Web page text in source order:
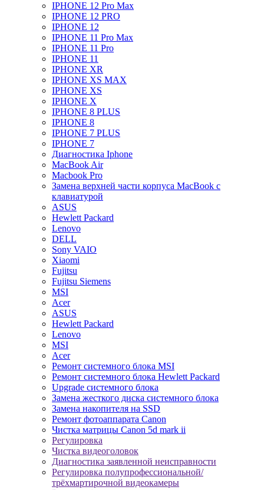
IPHONE 12 Pro Max
IPHONE 12 PRO
IPHONE 12
IPHONE 11 Pro Max
IPHONE 11 Pro
IPHONE 11
IPHONE XR
IPHONE XS MAX
IPHONE XS
IPHONE X
IPHONE 8 PLUS
IPHONE 8
IPHONE 7 PLUS
IPHONE 7
Диагностика Iphone
MacBook Air
Macbook Pro
Замена верхней части корпуса MacBook с
клавиатурой
ASUS
Hewlett Packard
Lenovo
DELL
Sony VAIO
Xiaomi
Fujitsu
Fujitsu Siemens
MSI
Acer
ASUS
Hewlett Packard
Lenovo
MSI
Acer
Ремонт системного блока MSI
Ремонт системного блока Hewlett Packard
Upgrade системного блока
Замена жесткого диска системного блока
Замена накопителя на SSD
Ремонт фотоаппарата Canon
Чистка матрицы Canon 5d mark ii
Регулировка
Чистка видеоголовок
Диагностика заявленной неисправности
Регулировка полупрофессиональной/
трёхмартирочной видеокамеры